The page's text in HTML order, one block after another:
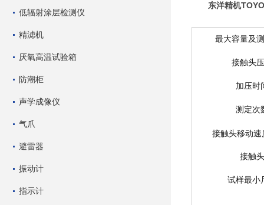
低辐射涂层检测仪
精滤机
厌氧高温试验箱
防潮柜
声学成像仪
气爪
避雷器
振动计
指示计
东洋精机
最大容量及
接触头
加压时
测定次
接触头移动速
接触头
试样最小